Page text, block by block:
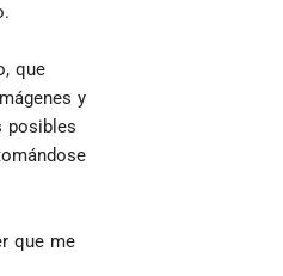
que
y
posibles
que me